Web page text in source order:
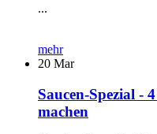
...
mehr
20 Mar
Saucen-Spezial -
machen